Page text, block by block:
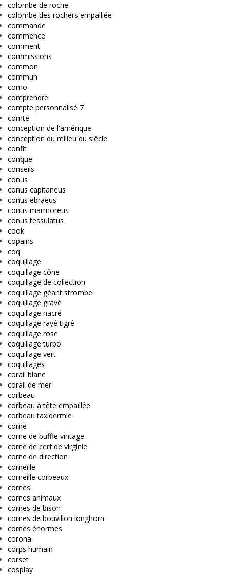
colombe de roche
colombe des rochers empaillée
commande
commence
comment
commissions
common
commun
como
comprendre
compte personnalisé 7
comte
conception de l'amérique
conception du milieu du siècle
confit
conque
conseils
conus
conus capitaneus
conus ebraeus
conus marmoreus
conus tessulatus
cook
copains
coq
coquillage
coquillage cône
coquillage de collection
coquillage géant strombe
coquillage gravé
coquillage nacré
coquillage rayé tigré
coquillage rose
coquillage turbo
coquillage vert
coquillages
corail blanc
corail de mer
corbeau
corbeau à tête empaillée
corbeau taxidermie
corne
corne de buffle vintage
corne de cerf de virginie
corne de direction
corneille
corneille corbeaux
cornes
cornes animaux
cornes de bison
cornes de bouvillon longhorn
cornes énormes
corona
corps humain
corset
cosplay